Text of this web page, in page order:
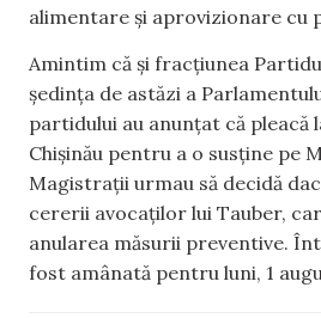
alimentare și aprovizionare cu
Amintim că și fracțiunea
ședința de astăzi a
partidului au anunțat că pleacă
Chișinău pentru a o susține pe
Magistrații urmau să decidă
cererii avocaților lui Tauber,
anularea măsurii preventive.
fost amânată pentru luni, 1